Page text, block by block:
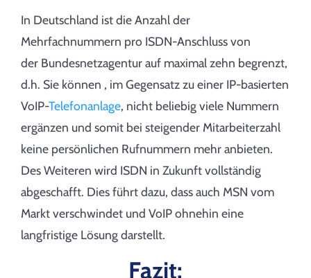
In Deutschland ist die Anzahl der
Mehrfachnummern pro ISDN-Anschluss von
der Bundesnetzagentur auf maximal zehn begrenzt,
d.h. Sie können , im Gegensatz zu einer IP-basierten
VoIP-Telefonanlage, nicht beliebig viele Nummern
ergänzen und somit bei steigender Mitarbeiterzahl
keine persönlichen Rufnummern mehr anbieten.
Des Weiteren wird ISDN in Zukunft vollständig
abgeschafft. Dies führt dazu, dass auch MSN vom
Markt verschwindet und VoIP ohnehin eine
langfristige Lösung darstellt.
Fazit: